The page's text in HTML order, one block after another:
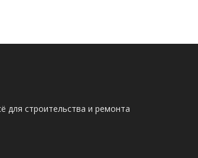
для строительства и ремонта